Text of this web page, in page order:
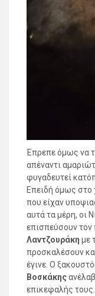
Έπρεπε όμως να
απέναντι
φυγαδευτεί
Επειδή όμως στο
που είχαν
αυτά τα μέρη, οι
επισπεύσουν τον
Λαντζουράκη με
προσκαλέσουν
έγινε. Ο
Βοσκάκης
επικεφαλής